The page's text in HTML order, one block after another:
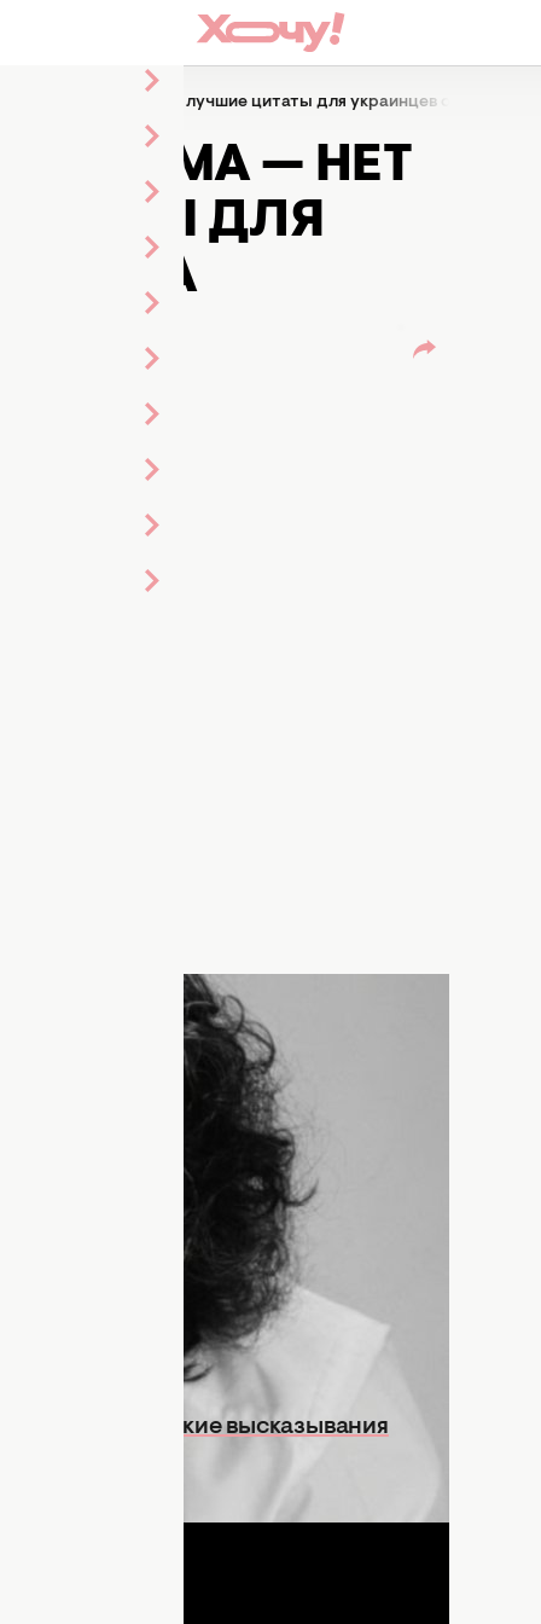
— нет нации": лучшие цитаты для украинцев от Скрябина
— НЕТ
ДЛЯ
музыканта-легенды, украинского
Однако его песни живут до сих
жизни, достоинстве и любви.
о Скрябине, а теперь напомним его
образец, талант и патриот
особое содержание, вдохновляли
должен отметить свое 55-летие.
и пророческие высказывания